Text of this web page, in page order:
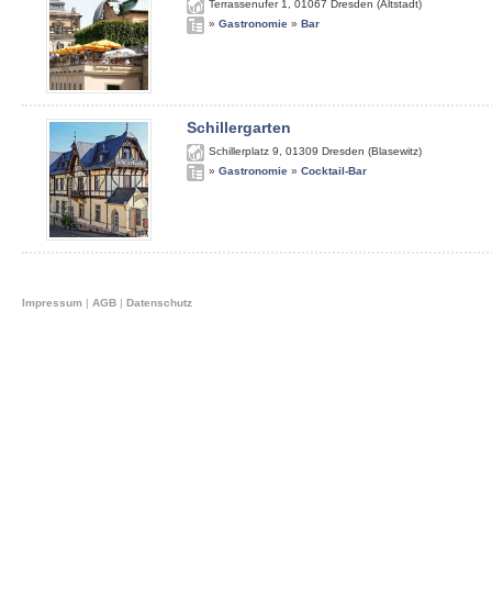
Terrassenufer 1 01067 Dresden (Altstadt)
» Gastronomie » Bar
Schillergarten
Schillerplatz 9 01309 Dresden (Blasewitz)
» Gastronomie » Cocktail-Bar
Impressum | AGB | Datenschutz